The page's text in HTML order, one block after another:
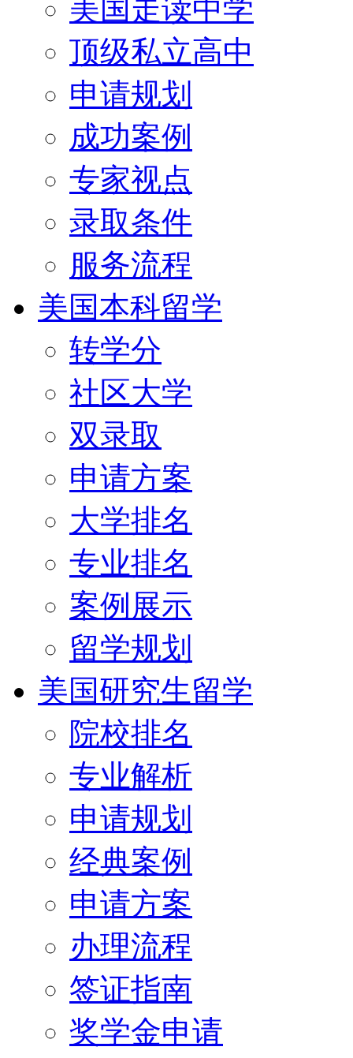
美国走读中学
顶级私立高中
申请规划
成功案例
专家视点
录取条件
服务流程
美国本科留学
转学分
社区大学
双录取
申请方案
大学排名
专业排名
案例展示
留学规划
美国研究生留学
院校排名
专业解析
申请规划
经典案例
申请方案
办理流程
签证指南
奖学金申请